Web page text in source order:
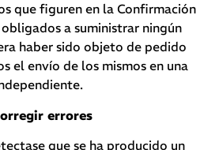
que figuren en la Confirmación
a suministrar ningún
haber sido objeto de pedido
el envío de los mismos en una
errores
que se ha producido un